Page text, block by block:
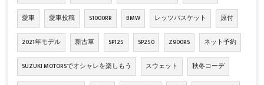
愛車 愛車投稿 S1000RR BMW レッツバスケット 原付
2021年モデル 新古車 SP125 SP250 Z900RS ネット予約
SUZUKI MOTORSでオシャレを楽しもう スウェット 秋冬コーデ